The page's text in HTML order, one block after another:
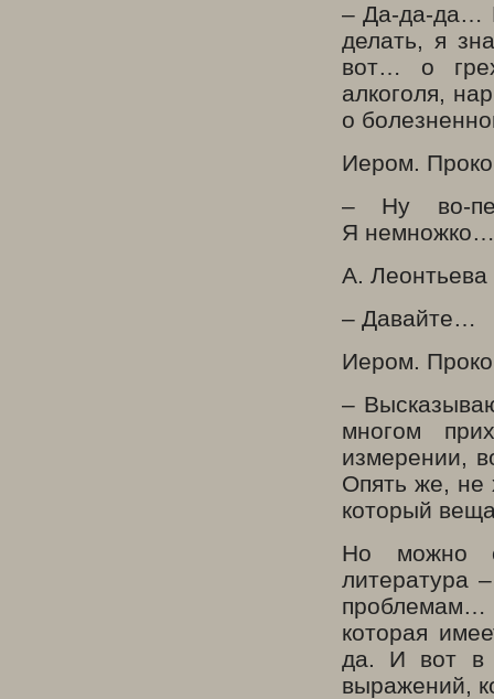
– Да-да-да…
делать, я
вот… о
алкоголя,
о
Иером.
– Ну во-
Я немножко…
А. Леонтьева
– Давайте…
Иером.
–
многом
измерении,
Опять же, не
который
Но можно
литература
которая
да. И вот в
выражений,